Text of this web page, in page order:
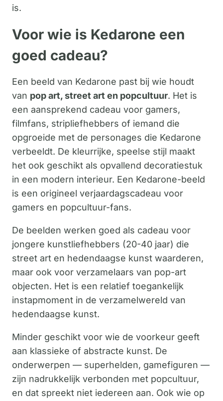
is.
Voor wie is Kedarone een
goed cadeau?
Een beeld van Kedarone past bij wie houdt
van pop art, street art en popcultuur. Het is
een aansprekend cadeau voor gamers,
filmfans, stripliefhebbers of iemand die
opgroeide met de personages die Kedarone
verbeeldt. De kleurrijke, speelse stijl maakt
het ook geschikt als opvallend decoratiestuk
in een modern interieur. Een Kedarone-beeld
is een origineel verjaardagscadeau voor
gamers en popcultuur-fans.
De beelden werken goed als cadeau voor
jongere kunstliefhebbers (20-40 jaar) die
street art en hedendaagse kunst waarderen,
maar ook voor verzamelaars van pop-art
objecten. Het is een relatief toegankelijk
instapmoment in de verzamelwereld van
hedendaagse kunst.
Minder geschikt voor wie de voorkeur geeft
aan klassieke of abstracte kunst. De
onderwerpen — superhelden, gamefiguren —
zijn nadrukkelijk verbonden met popcultuur,
en dat spreekt niet iedereen aan. Ook wie op